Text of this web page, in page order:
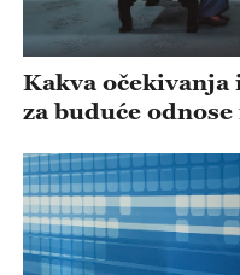
Kakva
za buduće